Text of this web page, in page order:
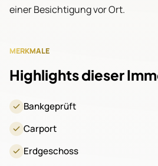
einer Besichtigung vor Ort.
MERKMALE
Highlights dieser
Bankgeprüft
Carport
Erdgeschoss